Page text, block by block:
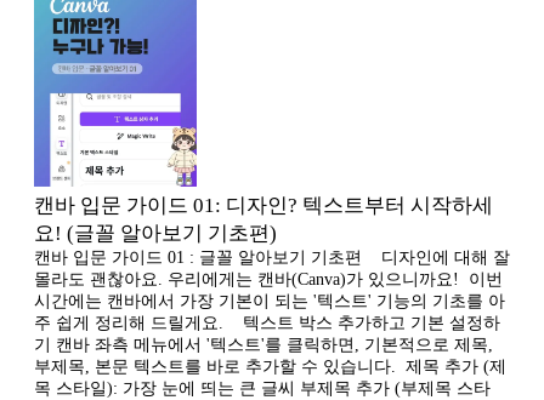
캔바 입문 가이드 01: 디자인? 텍스트부터 시작하세
요! (글꼴 알아보기 기초편)
캔바 입문 가이드 01 : 글꼴 알아보기 기초편 ​ ​ ​ 디자인에 대해 잘
몰라도 괜찮아요. 우리에게는 캔바(Canva)가 있으니까요! ​ 이번
시간에는 캔바에서 가장 기본이 되는 '텍스트' 기능의 기초를 아
주 쉽게 정리해 드릴게요. ​ ​ ​ 텍스트 박스 추가하고 기본 설정하
기 캔바 좌측 메뉴에서 '텍스트'를 클릭하면, 기본적으로 제목,
부제목, 본문 텍스트를 바로 추가할 수 있습니다. ​ 제목 추가 (제
목 스타일): 가장 눈에 띄는 큰 글씨 부제목 추가 (부제목 스타